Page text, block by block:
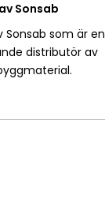
Sonsab
Sonsab som är en
distributör av